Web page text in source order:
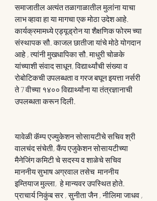
समाजातील अत्यंत तळागाळातील मुलांना याचा
लाभ व्हावा हा या मागचा एक मोठा उदेश आहे.
कार्यक्रमामध्ये एड्यूड्रोन या शैक्षणिक फोरम च्या
संस्थापक सौ. काजल छातीजा यांचे मोठे योगदान
आहे , त्यांनी मुखधापिका सौ. माधुरी चोळके
यांच्याशी संवाद साधून, विद्यार्थ्यांची संख्या व
रोबोटिकची उपलब्धता व गरज बघून इयत्ता नर्सरी
ते 7 वीच्या १४०० विद्यार्थ्यांना या तंत्रज्ञानाची
उपलब्धता करून दिली.
यावेळी कॅम्प एज्युकेशन सोसायटीचे सचिव श्री
वालचंद संचेती, कैंप एजुकेशन सोसायटीच्या
मैनेजिंग कमिटी चे सदस्य व शाळेचे सचिव
माननीय सुभाष अग्रवाल तसेच  माननीय
इम्तियाज मुल्ला,  हे मान्यवर उपस्थित होते.
प्राचार्य निकुंब सर , सुनीता जैन , नीलिमा जाधव ,